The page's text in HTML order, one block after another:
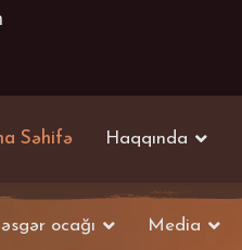
Səhifə Haqqında
ocağı Media